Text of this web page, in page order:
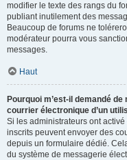
modifier le texte des rangs du
publiant inutilement des
Beaucoup de forums ne
modérateur pourra vous
messages.
Haut
Pourquoi m’est-il demandé
courrier électronique d’un
Si les administrateurs ont
inscrits peuvent envoyer des
depuis un formulaire dédié.
du système de messagerie